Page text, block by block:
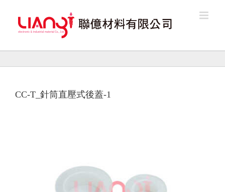
content
CC-T_針筒直壓式後蓋-1